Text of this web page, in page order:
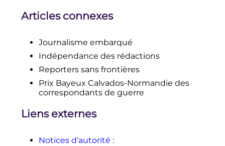
Articles connexes
Journalisme embarqué
Indépendance des rédactions
Reporters sans frontières
Prix Bayeux Calvados-Normandie des
correspondants de guerre
Liens externes
Notices d'autorité :